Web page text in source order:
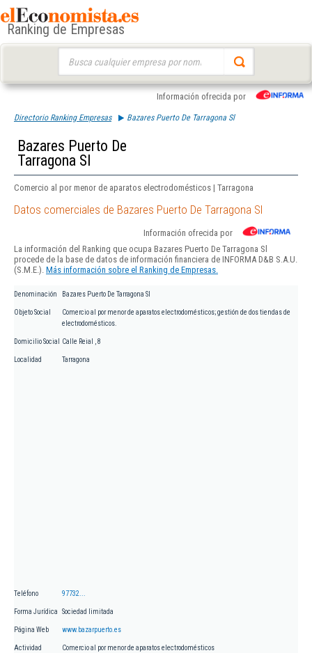
Ranking de Empresas
Información ofrecida por
Directorio Ranking Empresas Bazares Puerto De Tarragona Sl
Bazares Puerto De
Tarragona Sl
Comercio al por menor de aparatos electrodomésticos | Tarragona
Datos comerciales de Bazares Puerto De Tarragona Sl
Información ofrecida por
La información del Ranking que ocupa Bazares Puerto De Tarragona Sl
procede de la base de datos de información financiera de INFORMA D&B S.A.U.
(S.M.E.). Más información sobre el Ranking de Empresas.
Denominación Bazares Puerto De Tarragona Sl
Objeto Social
Comercio al por menor de aparatos electrodomésticos; gestión de dos tiendas de
electrodomésticos.
Domicilio Social Calle Reial , 8
Localidad Tarragona
Teléfono 97732...
Forma Jurídica Sociedad limitada
Página Web www.bazarpuerto.es
Actividad Comercio al por menor de aparatos electrodomésticos